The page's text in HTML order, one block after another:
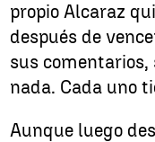
propio Alcaraz
después de
sus comentarios,
nada. Cada uno
Aunque luego